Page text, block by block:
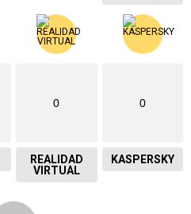
0
REALIDAD
VIRTUAL
0
KASPERSKY